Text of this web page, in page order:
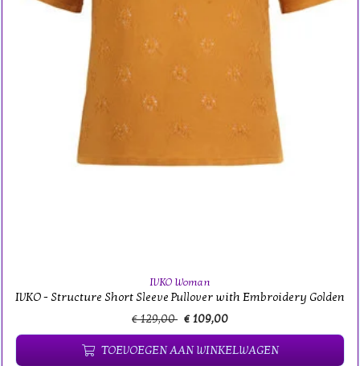
IVKO Woman
IVKO - Structure Short Sleeve Pullover with Embroidery Golden
€ 129,00 € 109,00
TOEVOEGEN AAN WINKELWAGEN